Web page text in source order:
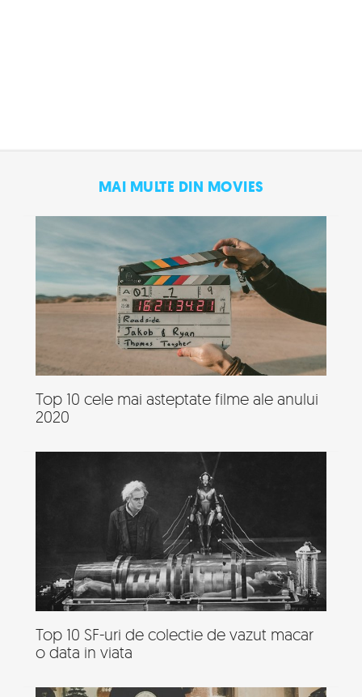
MAI MULTE DIN MOVIES
Top 10 cele mai asteptate filme ale anului
2020
Top 10 SF-uri de colectie de vazut macar
o data in viata